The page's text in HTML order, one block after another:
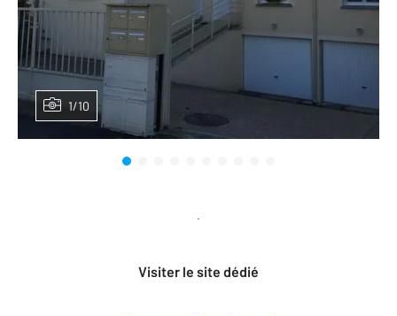
1/10
Visiter le site dédié